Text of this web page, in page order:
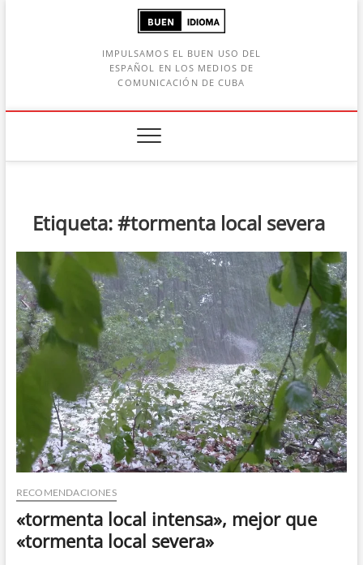
IMPULSAMOS EL BUEN USO DEL
ESPAÑOL EN LOS MEDIOS DE
COMUNICACIÓN DE CUBA
Etiqueta:#tormenta local severa
RECOMENDACIONES
«tormenta local intensa», mejor que
«tormenta local severa»